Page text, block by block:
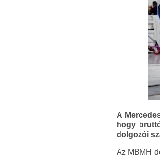
A
hogy
dolgozói
Az MBMH